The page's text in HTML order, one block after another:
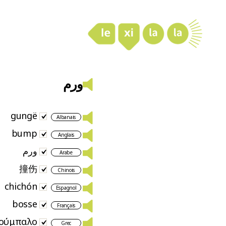
ورم
Albanais
gungë
Anglais
bump
Arabe ورم
Chinois
撞伤
Espagnol
chichón
Français
bosse
Grec